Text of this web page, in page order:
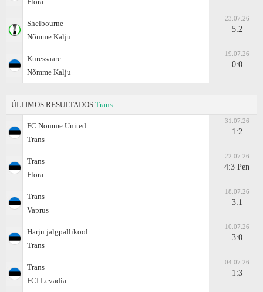
Shelbourne
Nõmme Kalju
23.07.26
5:2
Kuressaare
Nõmme Kalju
19.07.26
0:0
ÚLTIMOS RESULTADOS Trans
FC Nomme United
Trans
31.07.26
1:2
Trans
Flora
22.07.26
4:3 Pen
Trans
Vaprus
18.07.26
3:1
Harju jalgpallikool
Trans
10.07.26
3:0
Trans
FCI Levadia
04.07.26
1:3